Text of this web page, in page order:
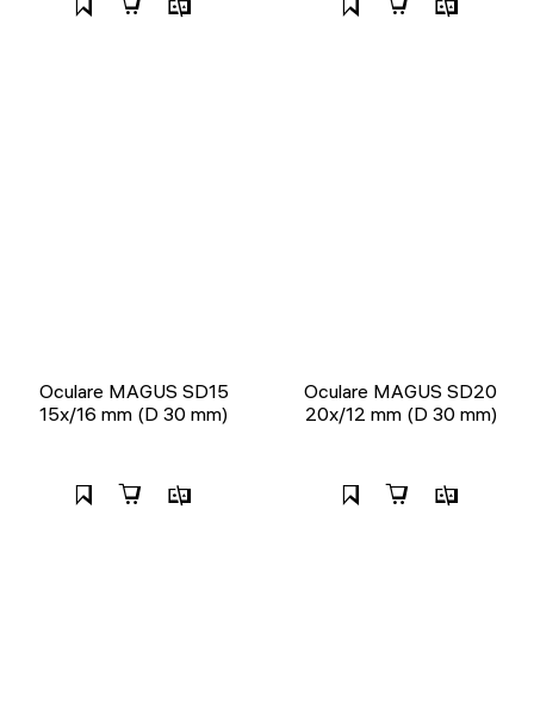
Oculare MAGUS SD15
15х/16 mm (D 30 mm)
Oculare MAGUS SD20
20х/12 mm (D 30 mm)